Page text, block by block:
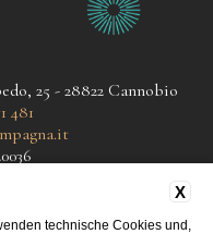
25 - 28822 Cannobio
481
X
technische Cookies und,